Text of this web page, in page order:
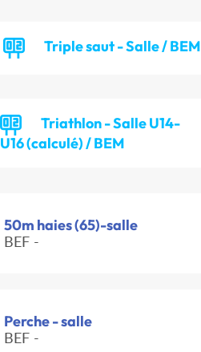
Triple saut - Salle / BEM
Triathlon - Salle U14-
U16 (calculé) / BEM
50m haies (65)-salle
BEF -
Perche - salle
BEF -